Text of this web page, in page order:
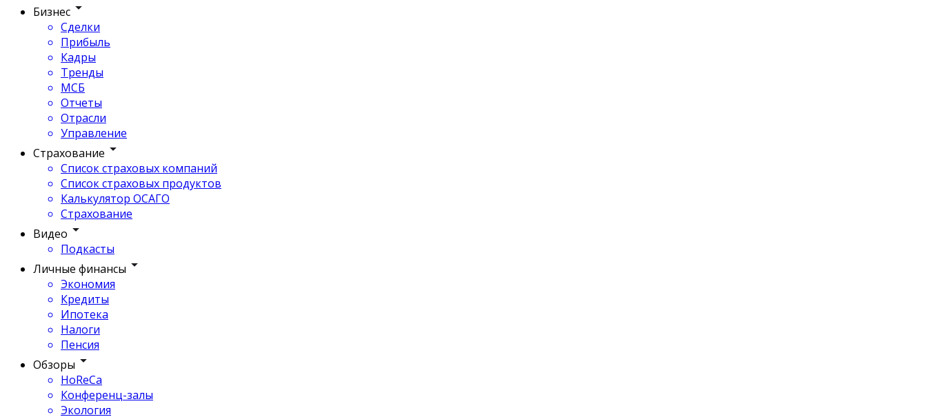
Бизнес
Сделки
Прибыль
Кадры
Тренды
МСБ
Отчеты
Отрасли
Управление
Страхование
Список страховых компаний
Список страховых продуктов
Калькулятор ОСАГО
Страхование
Видео
Подкасты
Личные финансы
Экономия
Кредиты
Ипотека
Налоги
Пенсия
Обзоры
HoReCa
Конференц-залы
Экология